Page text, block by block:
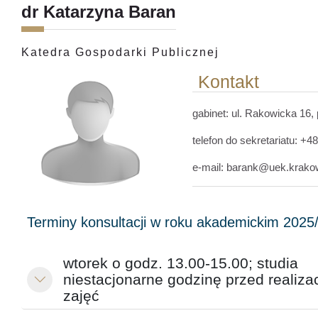
dr Katarzyna Baran
Katedra Gospodarki Publicznej
Kontakt
gabinet: ul. Rakowicka 16,
telefon do sekretariatu:
e-mail:
Minimalizuj
wtorek o godz. 13.00-15.00; studia
niestacjonarne godzinę przed
zajęć